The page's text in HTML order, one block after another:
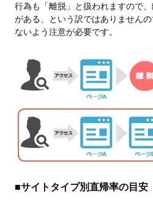
行為も「離脱」と扱われますので
がある、という訳ではありません
ないよう注意が必要です。
■サイトタイプ別直帰率の目安